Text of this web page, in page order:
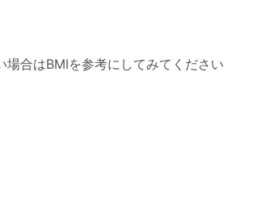
合はBMIを参考にしてみてください